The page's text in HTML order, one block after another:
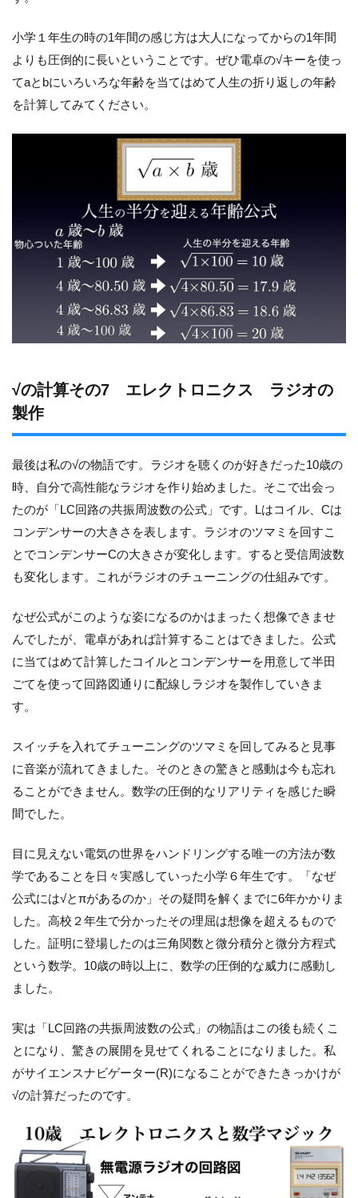
小学１年生の時の1年間の感じ方は大人になってからの1年間
よりも圧倒的に長いということです。ぜひ電卓の√キーを使っ
てaとbにいろいろな年齢を当てはめて人生の折り返しの年齢
を計算してみてください。
√の計算その7 エレクトロニクス ラジオの
製作
最後は私の√の物語です。ラジオを聴くのが好きだった10歳の
時、自分で高性能なラジオを作り始めました。そこで出会っ
たのが「LC回路の共振周波数の公式」です。Lはコイル、Cは
コンデンサーの大きさを表します。ラジオのツマミを回すこ
とでコンデンサーCの大きさが変化します。すると受信周波数
も変化します。これがラジオのチューニングの仕組みです。
なぜ公式がこのような姿になるのかはまったく想像できませ
んでしたが、電卓があれば計算することはできました。公式
に当てはめて計算したコイルとコンデンサーを用意して半田
ごてを使って回路図通りに配線しラジオを製作していきま
す。
スイッチを入れてチューニングのツマミを回してみると見事
に音楽が流れてきました。そのときの驚きと感動は今も忘れ
ることができません。数学の圧倒的なリアリティを感じた瞬
間でした。
目に見えない電気の世界をハンドリングする唯一の方法が数
学であることを日々実感していった小学６年生です。「なぜ
公式には√とπがあるのか」その疑問を解くまでに6年かかりま
した。高校２年生で分かったその理屈は想像を超えるもので
した。証明に登場したのは三角関数と微分積分と微分方程式
という数学。10歳の時以上に、数学の圧倒的な威力に感動し
ました。
実は「LC回路の共振周波数の公式」の物語はこの後も続くこ
とになり、驚きの展開を見せてくれることになりました。私
がサイエンスナビゲーター(R)になることができたきっかけが
√の計算だったのです。